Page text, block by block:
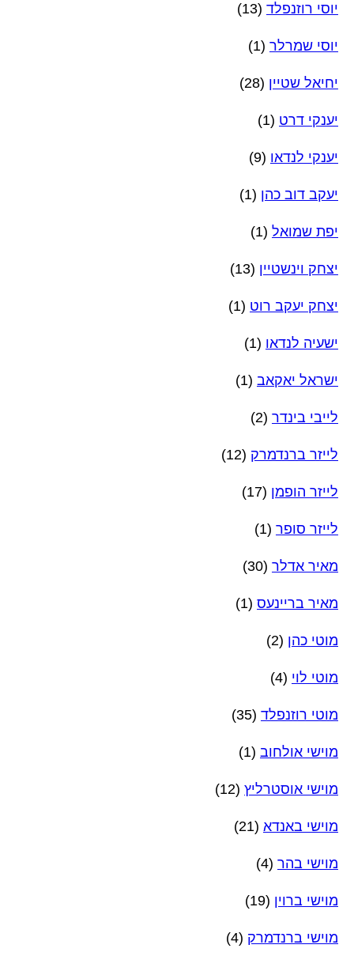
יוסי רוזנפלד (13)
יוסי שמרלר (1)
יחיאל שטיין (28)
יענקי דרט (1)
יענקי לנדאו (9)
יעקב דוב כהן (1)
יפת שמואל (1)
יצחק וינשטיין (13)
יצחק יעקב רוט (1)
ישעיה לנדאו (1)
ישראל יאקאב (1)
לייבי בינדר (2)
לייזר ברנדמרק (12)
לייזר הופמן (17)
לייזר סופר (1)
מאיר אדלר (30)
מאיר בריינעס (1)
מוטי כהן (2)
מוטי לוי (4)
מוטי רוזנפלד (35)
מוישי אולחוב (1)
מוישי אוסטרליץ (12)
מוישי באנדא (21)
מוישי בהר (4)
מוישי ברוין (19)
מוישי ברנדמרק (4)